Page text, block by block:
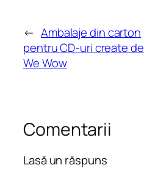
← Ambalaje din carton
pentru CD-uri create de
We Wow
Comentarii
Lasă un răspuns